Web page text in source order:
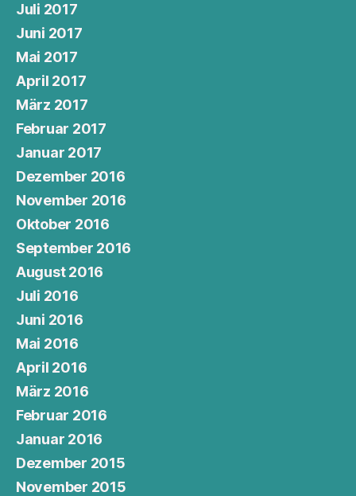
Juli 2017
Juni 2017
Mai 2017
April 2017
März 2017
Februar 2017
Januar 2017
Dezember 2016
November 2016
Oktober 2016
September 2016
August 2016
Juli 2016
Juni 2016
Mai 2016
April 2016
März 2016
Februar 2016
Januar 2016
Dezember 2015
November 2015